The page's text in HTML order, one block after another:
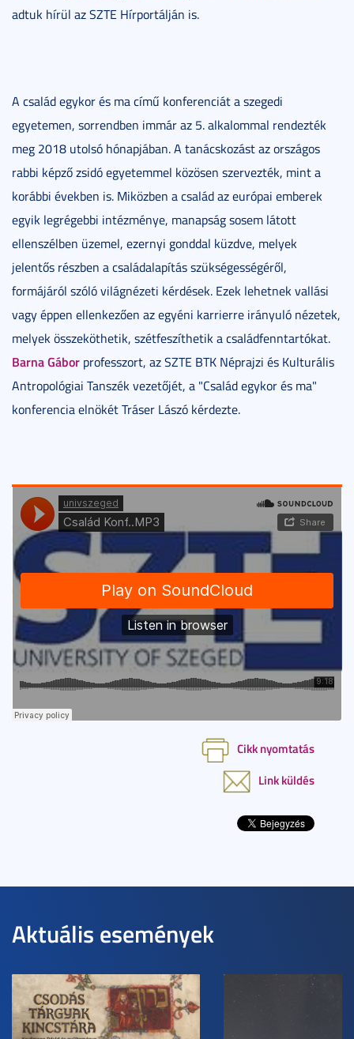
adtuk hírül az SZTE Hírportálján is.
A család egykor és ma című konferenciát a szegedi
egyetemen, sorrendben immár az 5. alkalommal rendezték
meg 2018 utolsó hónapjában. A tanácskozást az országos
rabbi képző zsidó egyetemmel közösen szervezték, mint a
korábbi években is. Miközben a család az európai emberek
egyik legrégebbi intézménye, manapság sosem látott
ellenszélben üzemel, ezernyi gonddal küzdve, melyek
jelentős részben a családalapítás szükségességéről,
formájáról szóló világnézeti kérdések. Ezek lehetnek vallási
vagy éppen ellenkezően az egyéni karrierre irányuló nézetek,
melyek összeköthetik, szétfeszíthetik a családfenntartókat.
Barna Gábor professzort, az SZTE BTK Néprajzi és Kulturális
Antropológiai Tanszék vezetőjét, a "Család egykor és ma"
konferencia elnökét Tráser Lászó kérdezte.
Cikk nyomtatás
Link küldés
Aktuális események